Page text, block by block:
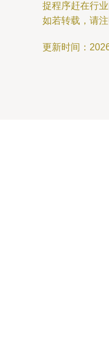
捉程序赶在行
如若转载，请
更新时间：